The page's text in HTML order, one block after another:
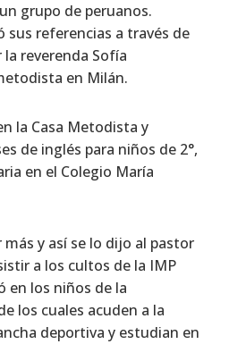
grupo de peruanos.
sus referencias a través de
reverenda Sofía
en Milán.
la Casa Metodista y
de inglés para niños de 2°,
en el Colegio María
y así se lo dijo al pastor
a los cultos de la IMP
en los niños de la
los cuales acuden a la
deportiva y estudian en